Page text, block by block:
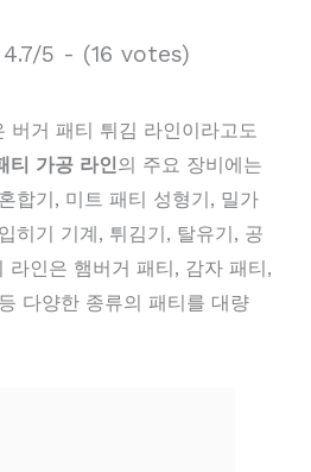
4.7/5 - (16 votes)
버거 패티 튀김 라인이라고도
티 가공 라인의 주요 장비에는
합기, 미트 패티 성형기, 밀가
히기 기계, 튀김기, 탈유기, 공
라인은 햄버거 패티, 감자 패티,
다양한 종류의 패티를 대량